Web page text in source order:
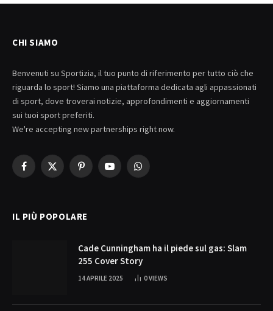
CHI SIAMO
Benvenuti su Sportizia, il tuo punto di riferimento per tutto ciò che
riguarda lo sport! Siamo una piattaforma dedicata agli appassionati
di sport, dove troverai notizie, approfondimenti e aggiornamenti
sui tuoi sport preferiti.
We're accepting new partnerships right now.
Facebook
X
PinterestYouTubeWhatsApp
IL PIÙ POPOLARE
Cade Cunningham ha il piede sul gas: Slam
255 Cover Story
14 APRILE 2025 0VIEWS